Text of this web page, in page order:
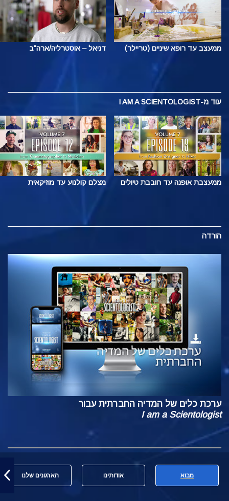
ממעצב עד רופא שיניים (טריילר) דניאל – אוסטרליה/ארה"ב
עוד מ-I AM A SCIENTOLOGIST
ממעצבת אופנה עד חובבת טיולים מצלם קולנוע עד מוזיקאית
הורדה
ערכת כלים של המדיה החברתית עבור
I am a Scientologist
מבוא אודותינו הארגונים שלנו